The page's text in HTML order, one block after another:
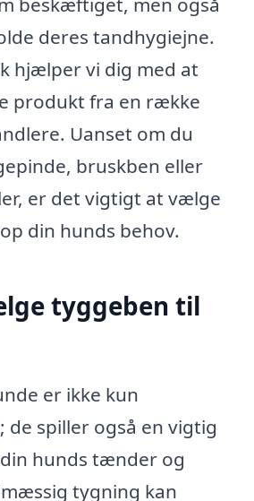
deres tandhygiejne.
hjælper vi dig med at
produkt fra en række
Uanset om du
bruskben eller
er det vigtigt at vælge
din hunds behov.
tyggeben til
er ikke kun
spiller også en vigtig
hunds tænder og
tygning kan